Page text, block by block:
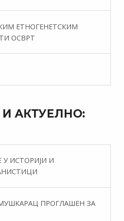
ЕТНОГЕНЕТСКИМ
ОСВРТ
АКТУЕЛНО:
ИСТОРИЈИ И
ПРОГЛАШЕН ЗА